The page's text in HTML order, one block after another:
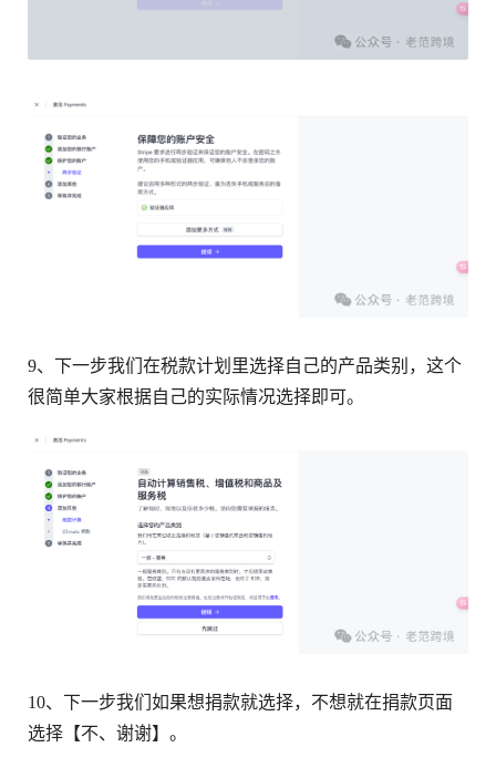
9、下一步我们在税款计划里选择自己的产品类别，这个
很简单大家根据自己的实际情况选择即可。
10、下一步我们如果想捐款就选择，不想就在捐款页面
选择【不、谢谢】。